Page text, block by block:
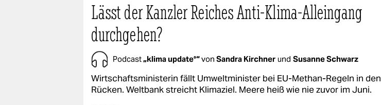
Lässt der Kanzler Reiches Anti-Klima-Alleingang
durchgehen?
Podcast„klima update°“von Sandra Kirchner und Susanne Schwarz
Wirtschaftsministerin fällt Umweltminister bei EU-Methan-Regeln in den
Rücken. Weltbank streicht Klimaziel. Meere heiß wie nie zuvor im Juni.